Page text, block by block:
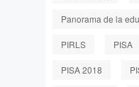
Panorama de la
PIRLS PISA
PISA 2018